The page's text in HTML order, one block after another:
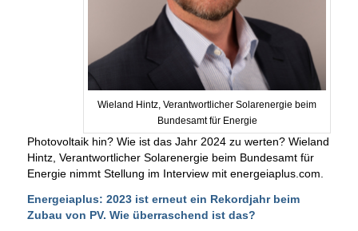
Wieland Hintz, Verantwortlicher Solarenergie beim
Bundesamt für Energie
Photovoltaik hin? Wie ist das Jahr 2024 zu werten? Wieland
Hintz, Verantwortlicher Solarenergie beim Bundesamt für
Energie nimmt Stellung im Interview mit energeiaplus.com.
Energeiaplus: 2023 ist erneut ein Rekordjahr beim
Zubau von PV. Wie überraschend ist das?